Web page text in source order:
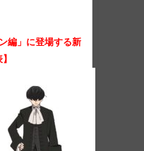
編」に登場する新